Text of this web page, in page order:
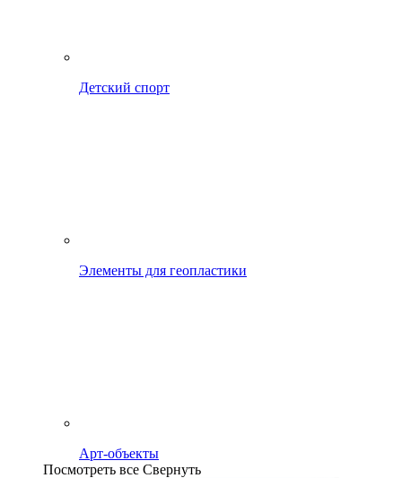
Детский спорт
Элементы для геопластики
Арт-объекты
Посмотреть все Свернуть